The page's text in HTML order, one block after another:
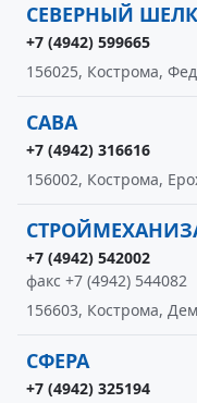
СЕВЕРНЫЙ ШЕЛК
+7 (4942) 599665
156025, Кострома,
САВА
+7 (4942) 316616
156002, Кострома,
+7 (4942) 542002
факс +7 (4942) 544082
156603, Кострома,
СФЕРА
+7 (4942) 325194